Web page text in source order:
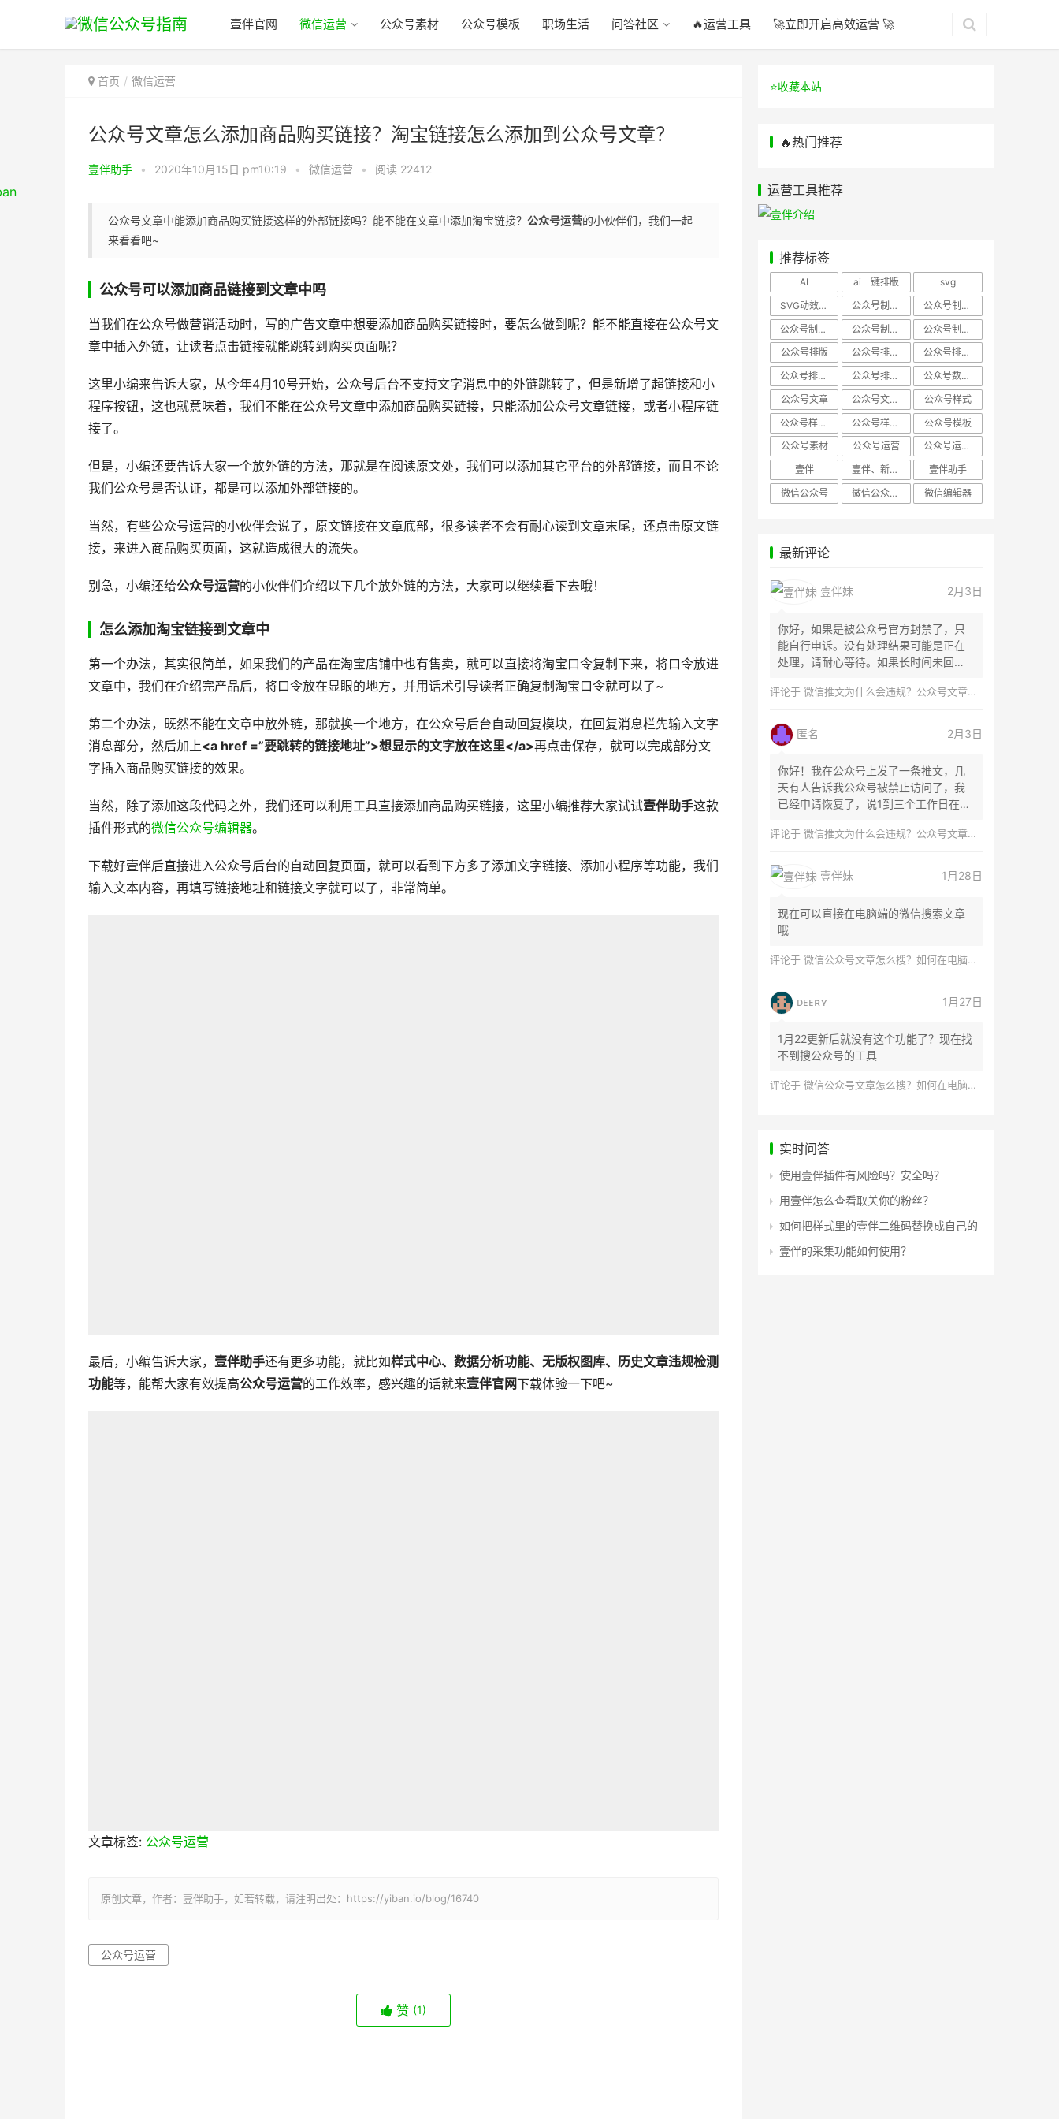
壹伴官网 微信运营 公众号素材 公众号模板 职场生活 问答社区 🔥运营工具 🚀立即开启高效运营 🚀
首页 微信运营
公众号文章怎么添加商品购买链接？淘宝链接怎么添加到公众号文章？
壹伴助手 • 2020年10月15日 pm10:19 • 微信运营 • 阅读 22412
公众号文章中能添加商品购买链接这样的外部链接吗？能不能在文章中添加淘宝链接？ 公众号运营的小伙伴们，我们一起
来看看吧~
公众号可以添加商品链接到文章中吗
当我们在公众号做营销活动时，写的广告文章中想要添加商品购买链接时，要怎么做到呢？能不能直接在公众号文
章中插入外链，让读者点击链接就能跳转到购买页面呢？
这里小编来告诉大家，从今年4月10号开始，公众号后台不支持文字消息中的外链跳转了，但是新增了超链接和小
程序按钮，这也就意味着，我们不能在公众号文章中添加商品购买链接，只能添加公众号文章链接，或者小程序链
接了。
但是，小编还要告诉大家一个放外链的方法，那就是在阅读原文处，我们可以添加其它平台的外部链接，而且不论
我们公众号是否认证，都是可以添加外部链接的。
当然，有些公众号运营的小伙伴会说了，原文链接在文章底部，很多读者不会有耐心读到文章末尾，还点击原文链
接，来进入商品购买页面，这就造成很大的流失。
别急，小编还给公众号运营的小伙伴们介绍以下几个放外链的方法，大家可以继续看下去哦！
怎么添加淘宝链接到文章中
第一个办法，其实很简单，如果我们的产品在淘宝店铺中也有售卖，就可以直接将淘宝口令复制下来，将口令放进
文章中，我们在介绍完产品后，将口令放在显眼的地方，并用话术引导读者正确复制淘宝口令就可以了~
第二个办法，既然不能在文章中放外链，那就换一个地方，在公众号后台自动回复模块，在回复消息栏先输入文字
消息部分，然后加上<a href =”要跳转的链接地址”>想显示的文字放在这里</a>再点击保存，就可以完成部分文
字插入商品购买链接的效果。
当然，除了添加这段代码之外，我们还可以利用工具直接添加商品购买链接，这里小编推荐大家试试壹伴助手这款
插件形式的微信公众号编辑器。
下载好壹伴后直接进入公众号后台的自动回复页面，就可以看到下方多了添加文字链接、添加小程序等功能，我们
输入文本内容，再填写链接地址和链接文字就可以了，非常简单。
最后，小编告诉大家， 壹伴助手还有更多功能，就比如样式中心、数据分析功能、无版权图库、历史文章违规检测
功能等，能帮大家有效提高公众号运营的工作效率，感兴趣的话就来壹伴官网下载体验一下吧~
文章标签: 公众号运营
原创文章，作者：壹伴助手，如若转载，请注明出处：https://yiban.io/blog/16740
公众号运营
赞 (1)
⭐️收藏本站
🔥热门推荐
运营工具推荐
推荐标签
AI ai一键排版
svg
SVG动效样式
公众号制作、公众号排版
公众号制作、公众号模板
公众号制作、微信编辑器
公众号制作，公众号排版
公众号制作，公众号排版、微信编辑器
公众号排版
公众号排版，公众号模板
公众号排版，公众号素材
公众号排版，微信编辑器
公众号排版，排版样式
公众号数据分析
公众号文章
公众号文章、公众号运营
公众号样式
公众号样式，微信公众号排版
公众号样式，微信编辑器
公众号模板
公众号素材
公众号运营
公众号运营，公众号编辑器
壹伴
壹伴、新媒体运营
壹伴助手
微信公众号
微信公众号，样式模板、公众号样式 微信编辑器
最新评论
壹伴妹 2月3日
你好，如果是被公众号官方封禁了，只
能自行申诉。没有处理结果可能是正在
处理，请耐心等待。如果长时间未回
评论于 微信推文为什么会违规？公众号文章怎么检测是否违规？
匿名 2月3日
你好！我在公众号上发了一条推文，几
天有人告诉我公众号被禁止访问了，我
已经申请恢复了，说1到三个工作日在微
评论于 微信推文为什么会违规？公众号文章怎么检测是否违规？
壹伴妹 1月28日
现在可以直接在电脑端的微信搜索文章
哦
评论于 微信公众号文章怎么搜？如何在电脑上搜索公众号文章？
ᴅᴇᴇʀʏ 1月27日
1月22更新后就没有这个功能了？现在找
不到搜公众号的工具
评论于 微信公众号文章怎么搜？如何在电脑上搜索公众号文章？
实时问答
使用壹伴插件有风险吗？安全吗？
用壹伴怎么查看取关你的粉丝？
如何把样式里的壹伴二维码替换成自己的
壹伴的采集功能如何使用？